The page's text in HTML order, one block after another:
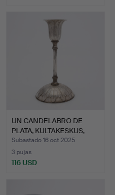
UN CANDELABRO DE
PLATA, KULTAKESKUS,
HÄMEH…
Subastado 16 oct 2025
3 pujas
116 USD